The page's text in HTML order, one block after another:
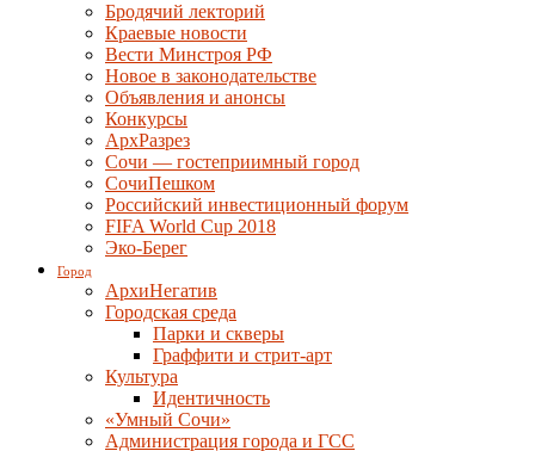
Бродячий лекторий
Краевые новости
Вести Минстроя РФ
Новое в законодательстве
Объявления и анонсы
Конкурсы
АрхРазрез
Сочи — гостеприимный город
СочиПешком
Российский инвестиционный форум
FIFA World Cup 2018
Эко-Берег
Город
АрхиНегатив
Городская среда
Парки и скверы
Граффити и стрит-арт
Культура
Идентичность
«Умный Сочи»
Администрация города и ГСС